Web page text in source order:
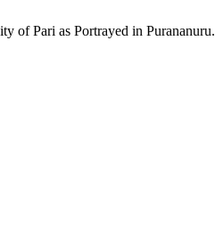
Pari as Portrayed in Purananuru.